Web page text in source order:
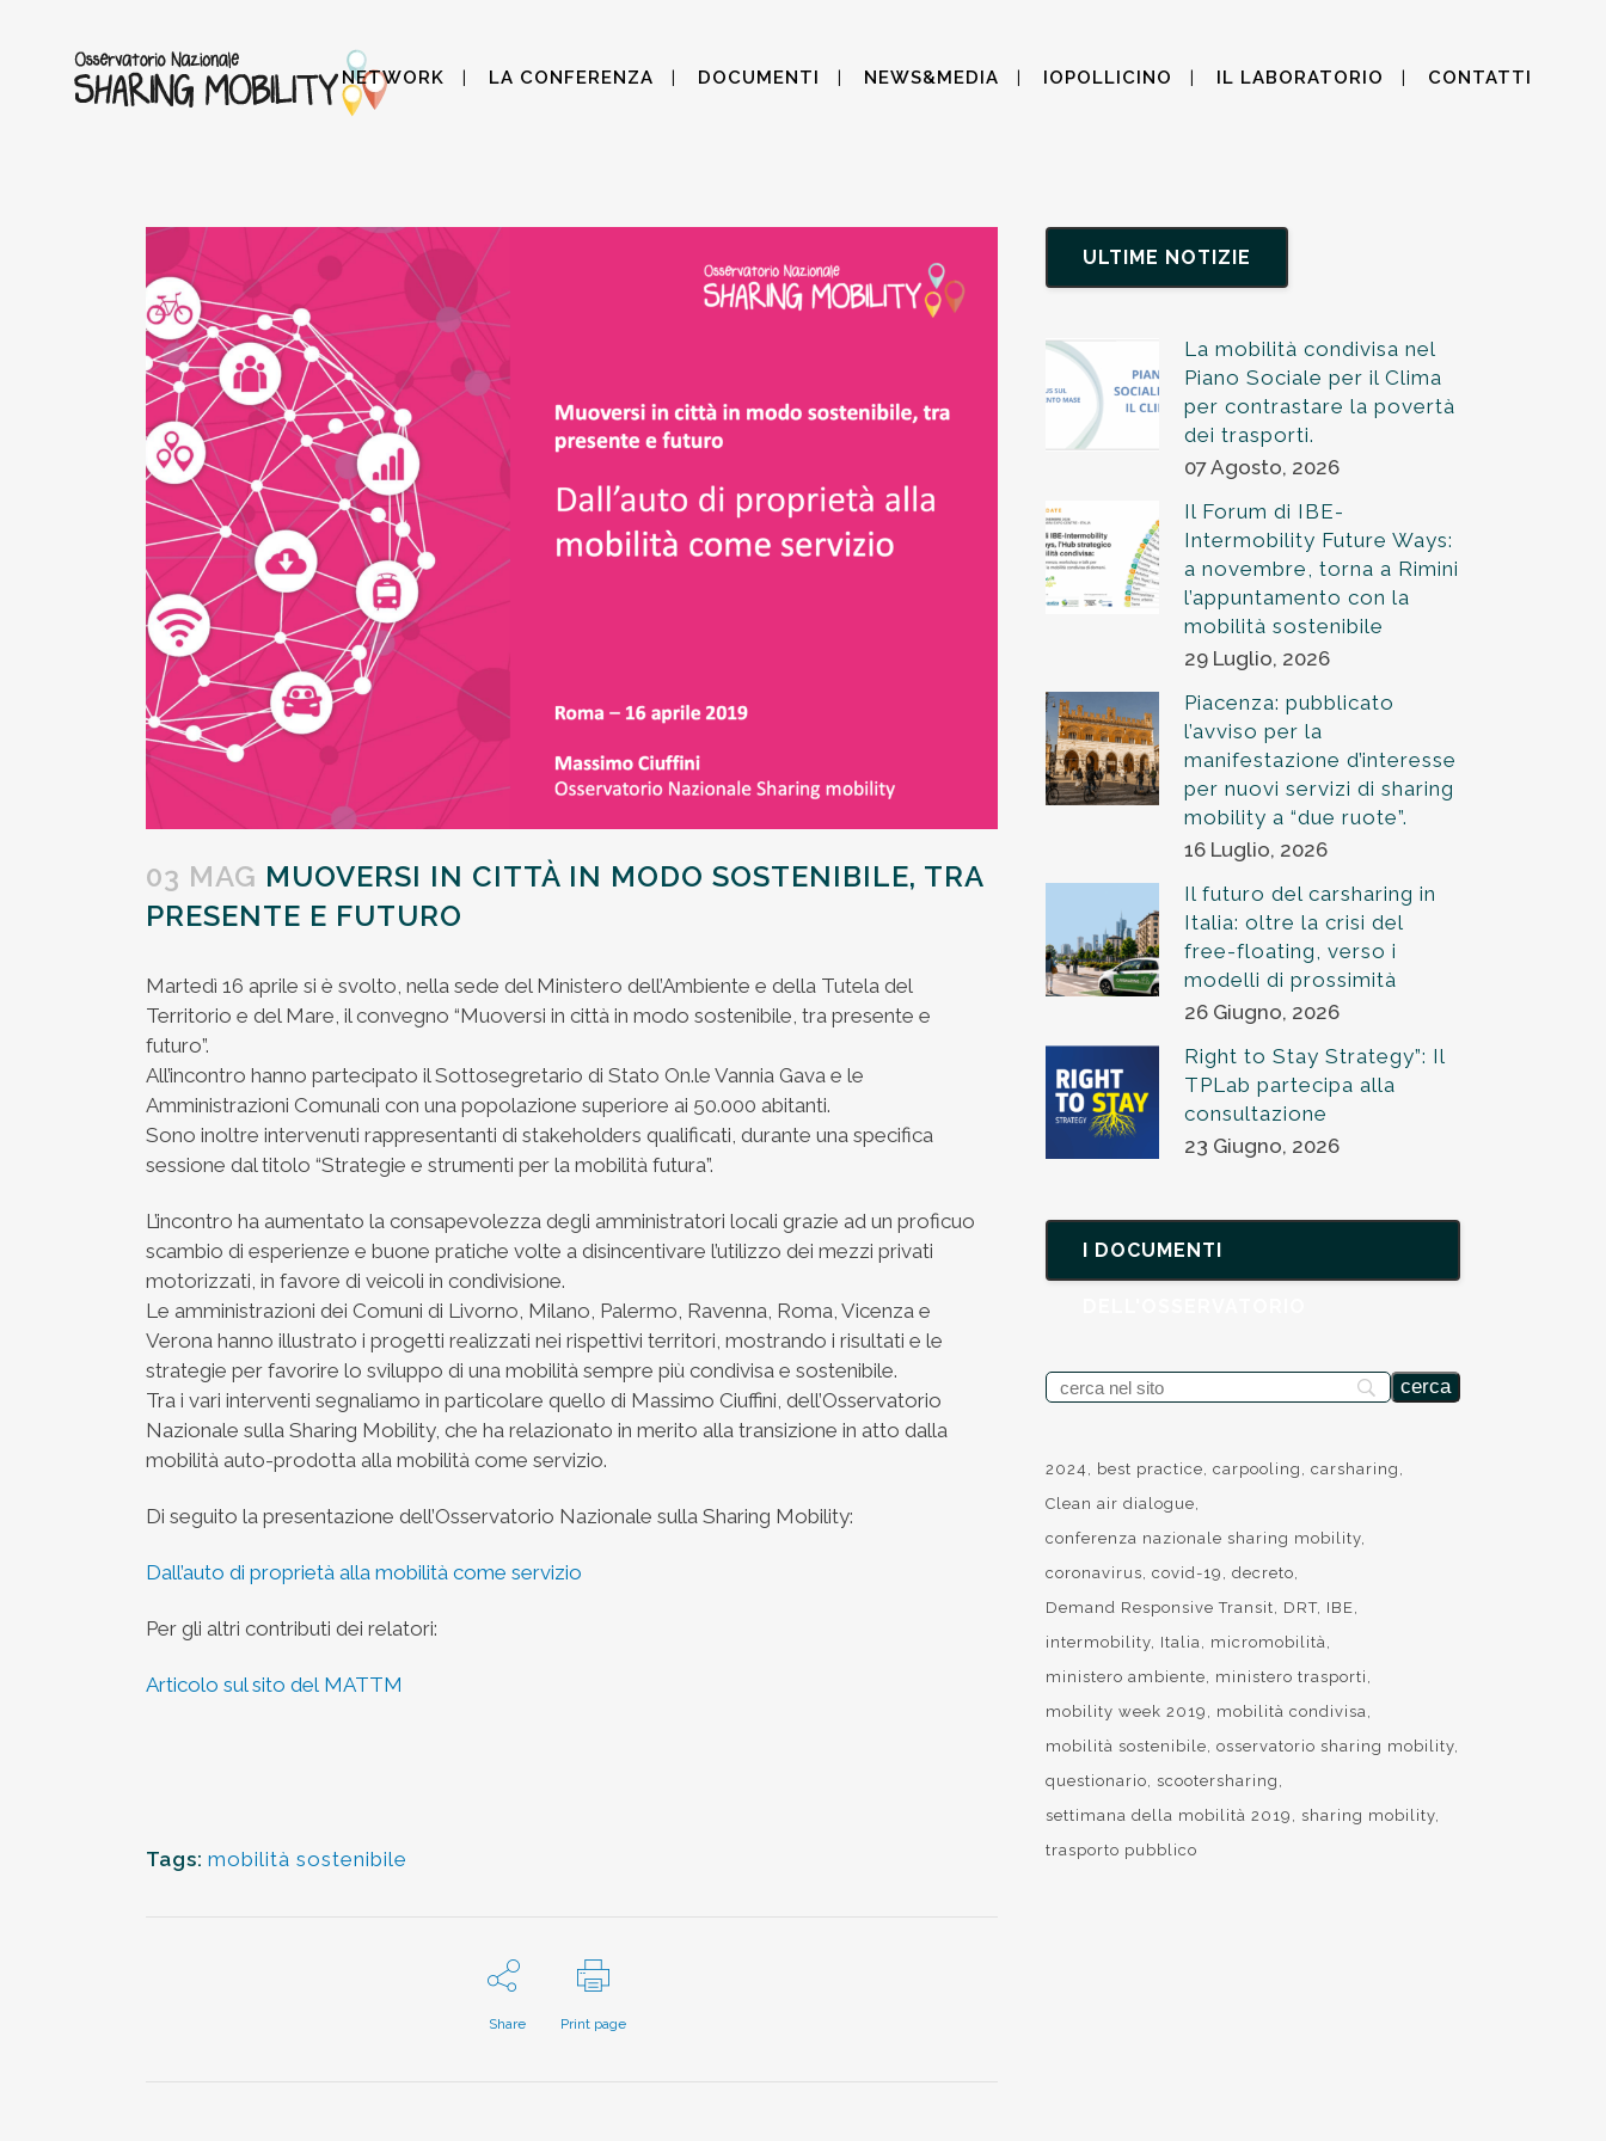
NETWORK LA CONFERENZA DOCUMENTI NEWS&MEDIA IOPOLLICINO IL LABORATORIO CONTATTI
03 MAG MUOVERSI IN CITTÀ IN MODO SOSTENIBILE, TRA
PRESENTE E FUTURO
Martedì 16 aprile si è svolto, nella sede del Ministero dell’Ambiente e della Tutela del
Territorio e del Mare, il convegno “Muoversi in città in modo sostenibile, tra presente e
futuro”.
All’incontro hanno partecipato il Sottosegretario di Stato On.le Vannia Gava e le
Amministrazioni Comunali con una popolazione superiore ai 50.000 abitanti.
Sono inoltre intervenuti rappresentanti di stakeholders qualificati, durante una specifica
sessione dal titolo “Strategie e strumenti per la mobilità futura”.
L’incontro ha aumentato la consapevolezza degli amministratori locali grazie ad un proficuo
scambio di esperienze e buone pratiche volte a disincentivare l’utilizzo dei mezzi privati
motorizzati, in favore di veicoli in condivisione.
Le amministrazioni dei Comuni di Livorno, Milano, Palermo, Ravenna, Roma, Vicenza e
Verona hanno illustrato i progetti realizzati nei rispettivi territori, mostrando i risultati e le
strategie per favorire lo sviluppo di una mobilità sempre più condivisa e sostenibile.
Tra i vari interventi segnaliamo in particolare quello di Massimo Ciuffini, dell’Osservatorio
Nazionale sulla Sharing Mobility, che ha relazionato in merito alla transizione in atto dalla
mobilità auto-prodotta alla mobilità come servizio.
Di seguito la presentazione dell’Osservatorio Nazionale sulla Sharing Mobility:
Dall’auto di proprietà alla mobilità come servizio
Per gli altri contributi dei relatori:
Articolo sul sito del MATTM
Tags: mobilità sostenibile
Share Print page
ULTIME NOTIZIE
La mobilità condivisa nel
Piano Sociale per il Clima
per contrastare la povertà
dei trasporti.
07 Agosto, 2026
Il Forum di IBE-
Intermobility Future Ways:
a novembre, torna a Rimini
l’appuntamento con la
mobilità sostenibile
29 Luglio, 2026
Piacenza: pubblicato
l’avviso per la
manifestazione d’interesse
per nuovi servizi di sharing
mobility a “due ruote”.
16 Luglio, 2026
Il futuro del carsharing in
Italia: oltre la crisi del
free-floating, verso i
modelli di prossimità
26 Giugno, 2026
Right to Stay Strategy”: Il
TPLab partecipa alla
consultazione
23 Giugno, 2026
I DOCUMENTI
2024 best practice carpooling
carsharing
Clean air dialogue
conferenza nazionale sharing mobility
coronavirus
covid-19
decreto
Demand Responsive Transit
DRT IBE
intermobility Italia
micromobilità
ministero ambiente
ministero trasporti
mobility week 2019
mobilità condivisa
mobilità sostenibile
osservatorio sharing mobility
questionario
scootersharing
settimana della mobilità 2019
sharing mobility
trasporto pubblico